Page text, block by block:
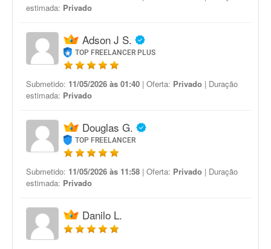
estimada: Privado
Adson J S.
TOP FREELANCER PLUS
Submetido: 11/05/2026 às 01:40 | Oferta: Privado | Duração
estimada: Privado
Douglas G.
TOP FREELANCER
Submetido: 11/05/2026 às 11:58 | Oferta: Privado | Duração
estimada: Privado
Danilo L.